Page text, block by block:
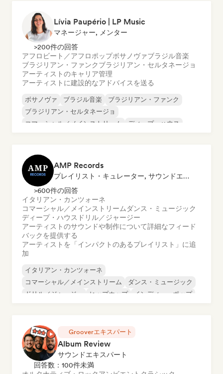
Cloud Rap/Hip Hop
Lívia Paupério | LP Music
マネージャー, メンター
>200件の回答
アフロビート／アフロポップボサノヴァブラジル音楽
ブラジリアン・ファンクブラジリアン・セルタネージョ
アーティストのキャリア管理
アーティストに建設的なアドバイスを送る
ボサノヴァ ブラジル音楽
ブラジリアン・ファンク
ブラジリアン・セルタネージョ
コマーシャル／メインストリーム
ディープ・ハウス
AMP Records
プレイリスト・キュレーター, サウンドエキスパート
>600件の回答
イタリアン・カンツォーネ
コマーシャル／メインストリーム ダンス・ミュージック
ディープ・ハウス ドリル／ジャージー
アーティストのサウンドや制作について詳細なフィード
バックを提供する
アーティストを「インパクトのあるプレイリスト」に追
加
イタリアン・カンツォーネ
コマーシャル／メインストリーム
ダンス・ミュージック
ドリル／ジャージー
ヒップホップ
インディー・ポップ
Grooverエキスパート
Album Review
サウンドエキスパート
回答数：100件未満